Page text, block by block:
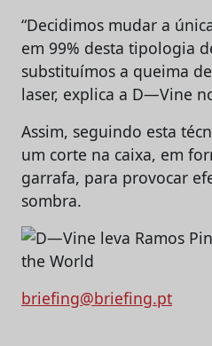
“Decidimos mudar a
em 99% desta tipologia
substituímos a queima
laser, explica a D—Vine
Assim, seguindo esta
um corte na caixa, em
garrafa, para provocar
sombra.
briefing@briefing.pt